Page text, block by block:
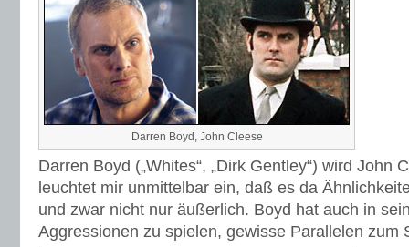
Darren Boyd, John Cleese
Darren Boyd („Whites“, „Dirk Gentley“) wird John
leuchtet mir unmittelbar ein, daß es da
und zwar nicht nur äußerlich. Boyd hat auch in
Aggressionen zu spielen, gewisse Parallelen zum